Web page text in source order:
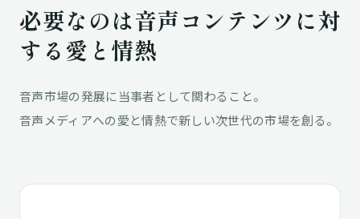
必要なのは音声コンテンツに対
する愛と情熱
音声市場の発展に当事者として関わること。
音声メディアへの愛と情熱で新しい次世代の市場を創る。